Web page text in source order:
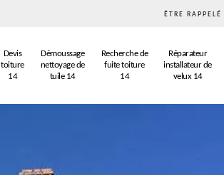
ÊTRE RAPPELÉ
Devis
toiture
14
Démoussage
nettoyage de
tuile 14
Recherche de
fuite toiture
14
Réparateur
installateur de
velux 14